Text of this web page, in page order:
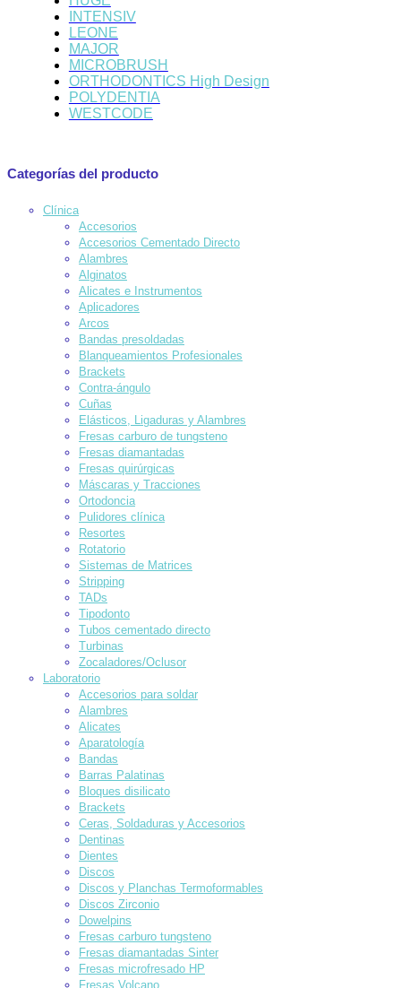
INTENSIV
LEONE
MAJOR
MICROBRUSH
ORTHODONTICS High Design
POLYDENTIA
WESTCODE
Categorías del producto
Clínica
Accesorios
Accesorios Cementado Directo
Alambres
Alginatos
Alicates e Instrumentos
Aplicadores
Arcos
Bandas presoldadas
Blanqueamientos Profesionales
Brackets
Contra-ángulo
Cuñas
Elásticos, Ligaduras y Alambres
Fresas carburo de tungsteno
Fresas diamantadas
Fresas quirúrgicas
Máscaras y Tracciones
Ortodoncia
Pulidores clínica
Resortes
Rotatorio
Sistemas de Matrices
Stripping
TADs
Tipodonto
Tubos cementado directo
Turbinas
Zocaladores/Oclusor
Laboratorio
Accesorios para soldar
Alambres
Alicates
Aparatología
Bandas
Barras Palatinas
Bloques disilicato
Brackets
Ceras, Soldaduras y Accesorios
Dentinas
Dientes
Discos
Discos y Planchas Termoformables
Discos Zirconio
Dowelpins
Fresas carburo tungsteno
Fresas diamantadas Sinter
Fresas microfresado HP
Fresas Volcano